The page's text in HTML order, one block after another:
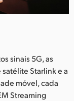
sinais 5G, as
Starlink e a
móvel, cada
Streaming